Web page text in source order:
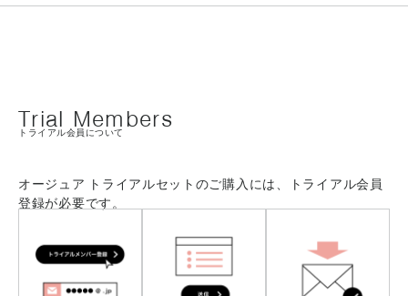
Trial Members
トライアル会員について
オージュア トライアルセットのご購入には、トライアル会員
登録が必要です。